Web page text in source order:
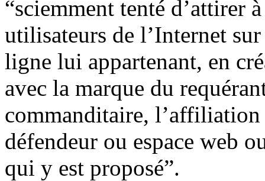
“sciemment tenté d’attirer
utilisateurs de l’Internet
ligne lui appartenant, en
avec la marque du
commanditaire,
défendeur ou espace web
qui y est proposé”.